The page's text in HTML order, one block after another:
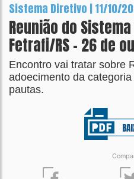
Sistema Diretivo | 11/10/
Reunião do
Fetrafi/RS - 26 de
Encontro vai tratar sobre
adoecimento da
pautas.